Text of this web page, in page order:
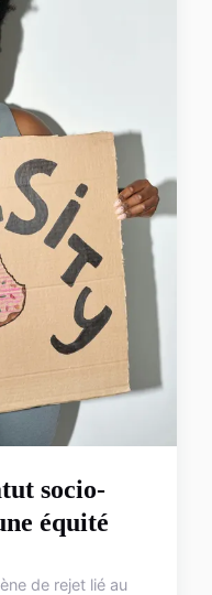
socio-
équité
de rejet lié au